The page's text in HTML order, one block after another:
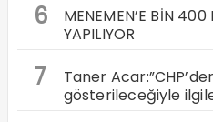
6
MENEMEN’E BİN
YAPILIYOR
7
Taner
gösterileceğiyle